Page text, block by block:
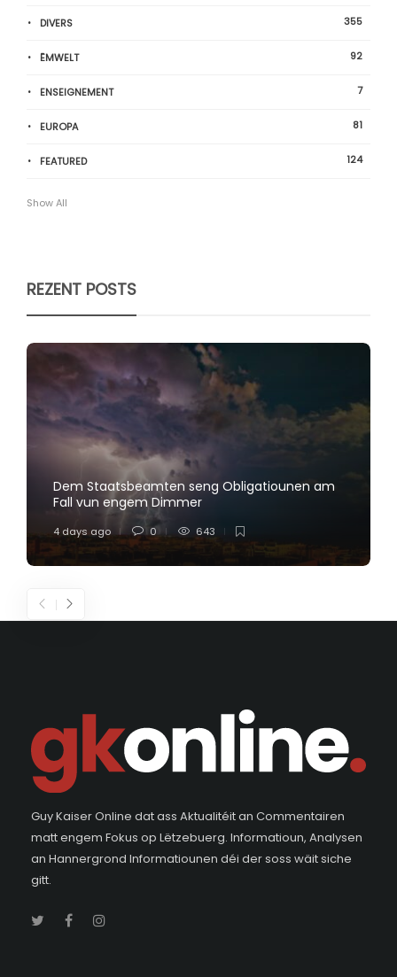
DIVERS 355
ËMWELT 92
ENSEIGNEMENT 7
EUROPA 81
FEATURED 124
Show All
REZENT POSTS
Dem Staatsbeamten seng Obligatiounen am
Fall vun engem Dimmer
4 days ago 0 643
Guy Kaiser Online dat ass Aktualitéit an Commentairen
matt engem Fokus op Lëtzebuerg. Informatioun, Analysen
an Hannergrond Informatiounen déi der soss wäit siche
gitt.